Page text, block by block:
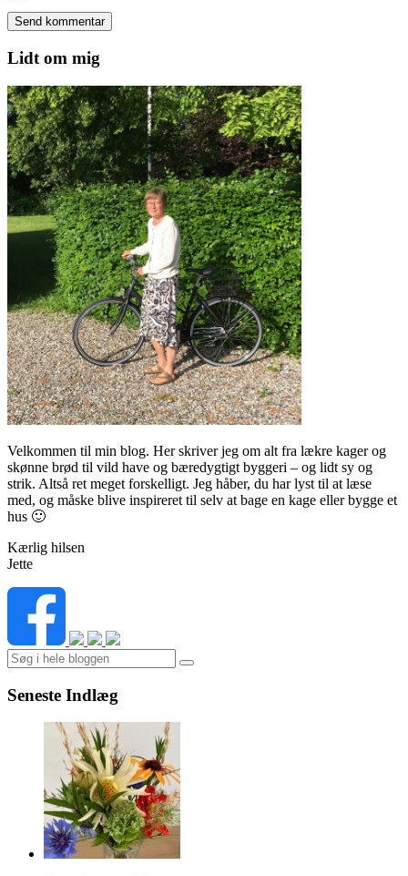
Lidt om mig
Velkommen til min blog. Her skriver jeg om alt fra lækre kager og
skønne brød til vild have og bæredygtigt byggeri – og lidt sy og
strik. Altså ret meget forskelligt. Jeg håber, du har lyst til at læse
med, og måske blive inspireret til selv at bage en kage eller bygge et
hus 🙂
Kærlig hilsen
Jette
Search
Seneste Indlæg